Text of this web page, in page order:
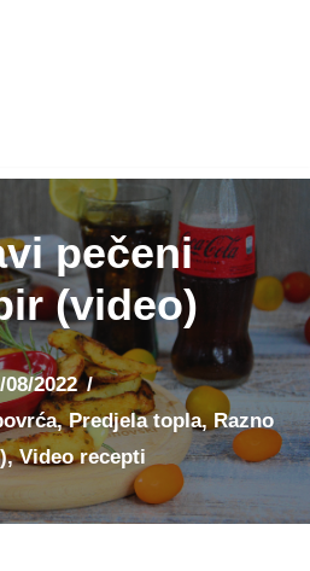
pečeni
(video)
08/2022
,Predjela topla,Razno
,Video recepti